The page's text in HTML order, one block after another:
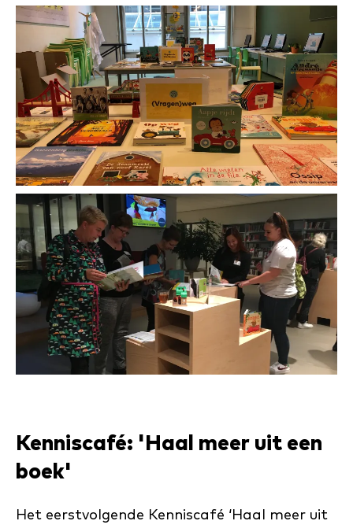
Kenniscafé: 'Haal meer uit een
boek'
Het eerstvolgende Kenniscafé ‘Haal meer uit